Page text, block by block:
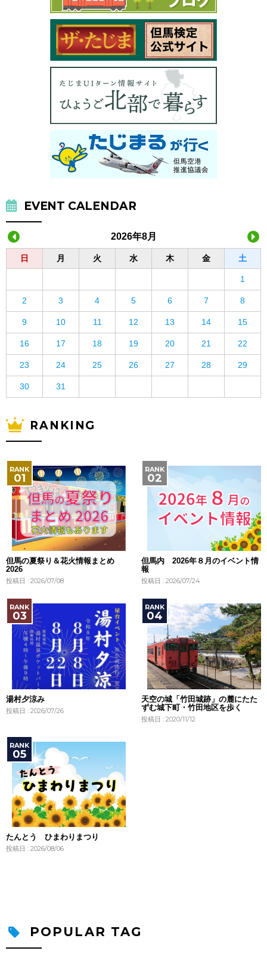
EVENT CALENDAR
2026年8月
日 月 火 水 木 金 土
1
2 3 4 5 6 7 8
9 10 11 12 13 14 15
16 17 18 19 20 21 22
23 24 25 26 27 28 29
30 31
RANKING
但馬の夏祭り＆花火情報まとめ
2026
投稿日 : 2026/07/08
但馬内 2026年８月のイベント情
報
投稿日 : 2026/07/24
湯村夕涼み
投稿日 : 2026/07/26
天空の城「竹田城跡」の麓にたた
ずむ城下町・竹田地区を歩く
投稿日 : 2020/11/12
たんとう ひまわりまつり
投稿日 : 2026/08/06
POPULAR TAG